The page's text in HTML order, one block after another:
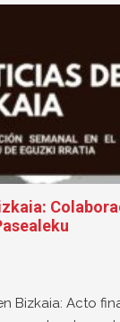
Bizkaia: Acto